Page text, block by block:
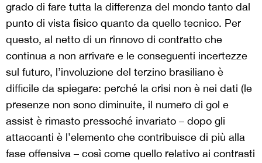
grado di fare tutta la differenza del mondo tanto dal
punto di vista fisico quanto da quello tecnico. Per
questo, al netto di un rinnovo di contratto che
continua a non arrivare e le conseguenti incertezze
sul futuro, l’involuzione del terzino brasiliano è
difficile da spiegare: perché la crisi non è nei dati (le
presenze non sono diminuite, il numero di gol e
assist è rimasto pressoché invariato – dopo gli
attaccanti è l’elemento che contribuisce di più alla
fase offensiva – così come quello relativo ai contrasti